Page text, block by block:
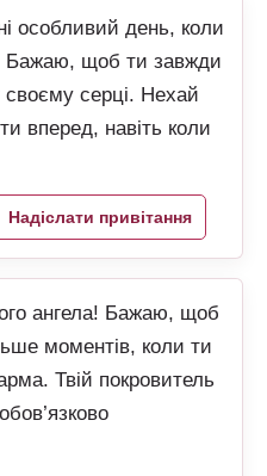
особливий день, коли
Бажаю, щоб ти завжди
серці. Нехай
вперед, навіть коли
Надіслати привітання
ангела! Бажаю, щоб
моментів, коли ти
Твій покровитель